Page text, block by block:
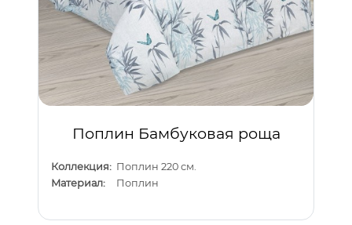
Поплин Бамбуковая роща
Коллекция: Поплин 220 см.
Материал:
Поплин